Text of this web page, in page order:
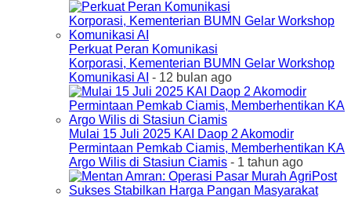
Perkuat Peran Komunikasi
Korporasi, Kementerian BUMN Gelar Workshop
Komunikasi AI - 12 bulan ago
Mulai 15 Juli 2025 KAI Daop 2 Akomodir
Permintaan Pemkab Ciamis, Memberhentikan KA
Argo Wilis di Stasiun Ciamis - 1 tahun ago